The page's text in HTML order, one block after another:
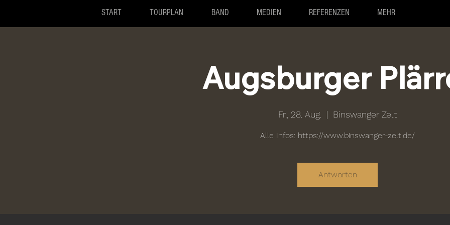
START TOURPLAN BAND MEDIEN REFERENZEN MEHR
Augsburger
Fr., 28. Aug.
  |
Binswanger Zelt
Alle Infos: https://www.binswanger-zelt.de/
Antworten